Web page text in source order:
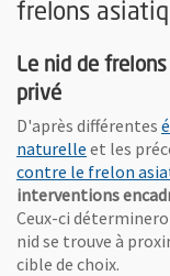
frelons
Le nid de
privé
D'après différentes
naturelle , Ouvre
et les
contre le frelon
interventions
Ceux-ci
nid se trouve à
cible de choix.